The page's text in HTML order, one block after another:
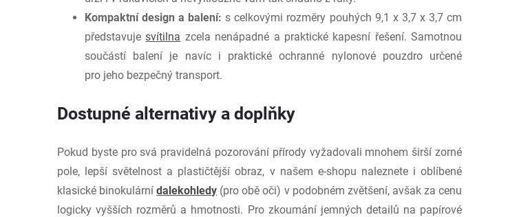
Kompaktní design a balení: s celkovými rozměry pouhých 9,1 x 3,7 x 3,7 cm
představujesvítilna zcela nenápadné a praktické kapesní řešení. Samotnou
součástí balení je navíc i praktické ochranné nylonové pouzdro určené
pro jeho bezpečný transport.
Dostupné alternativy a doplňky
Pokud byste pro svá pravidelná pozorování přírody vyžadovali mnohem širší zorné
pole, lepší světelnost a plastičtější obraz, v našem e-shopu naleznete i oblíbené
klasické binokulárnídalekohledy (pro obě oči) v podobném zvětšení, avšak za cenu
logicky vyšších rozměrů a hmotnosti. Pro zkoumání jemných detailů na papírové